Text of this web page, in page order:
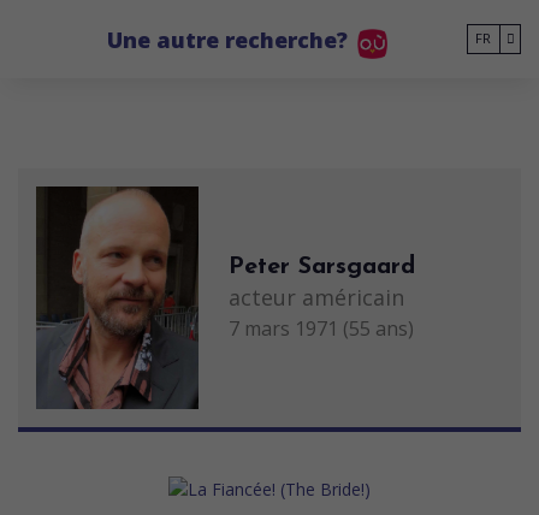
Une autre recherche? FR
Peter Sarsgaard
acteur américain
7 mars 1971 (55 ans)